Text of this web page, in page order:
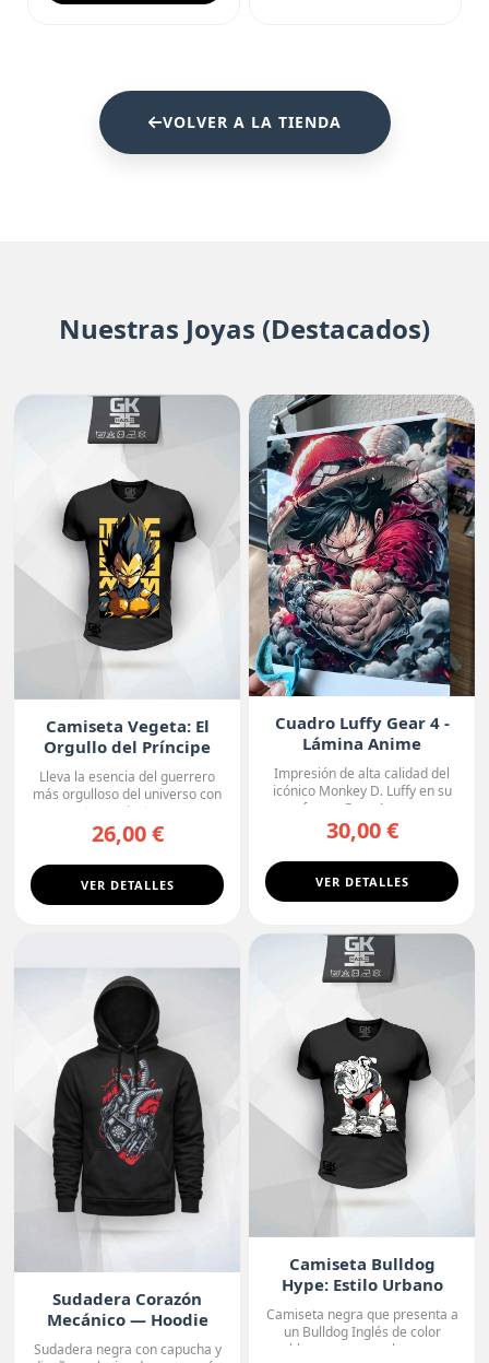
VOLVER A LA TIENDA
Nuestras Joyas (Destacados)
Camiseta Vegeta: El
Orgullo del Príncipe
Lleva la esencia del guerrero
más orgulloso del universo con
esta camiseta ne...
26,00 €
VER DETALLES
Cuadro Luffy Gear 4 -
Lámina Anime
Premium
Impresión de alta calidad del
icónico Monkey D. Luffy en su
forma Gear 4, con...
30,00 €
VER DETALLES
Sudadera Corazón
Mecánico — Hoodie
Sudadera negra con capucha y
Camiseta Bulldog
Hype: Estilo Urbano
Camiseta negra que presenta a
un Bulldog Inglés de color
blanco con manchas o...